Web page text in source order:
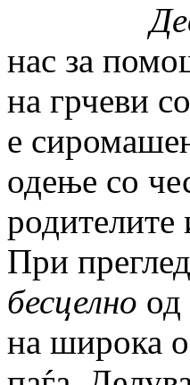
нас за
на грчеви
е
одење со
родителите
При
бесцелно од
на широка